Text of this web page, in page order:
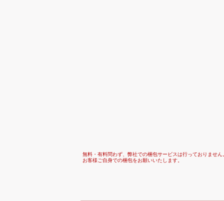
無料・有料問わず、弊社での梱包サービスは行っておりません
お客様ご自身での梱包をお願いいたします。